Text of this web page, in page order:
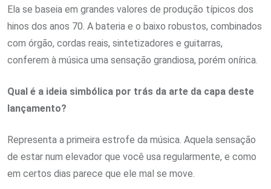
Ela se baseia em grandes valores de produção típicos dos
hinos dos anos 70. A bateria e o baixo robustos, combinados
com órgão, cordas reais, sintetizadores e guitarras,
conferem à música uma sensação grandiosa, porém onírica.
Qual é a ideia simbólica por trás da arte da capa deste
lançamento?
Representa a primeira estrofe da música. Aquela sensação
de estar num elevador que você usa regularmente, e como
em certos dias parece que ele mal se move.